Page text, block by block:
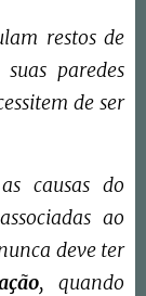
restos de
paredes
de ser
causas do
ao
deve ter
, quando